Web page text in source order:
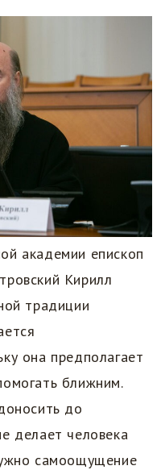
академии епископ
Кирилл
традиции
она предполагает
ближним.
до
делает человека
самоощущение